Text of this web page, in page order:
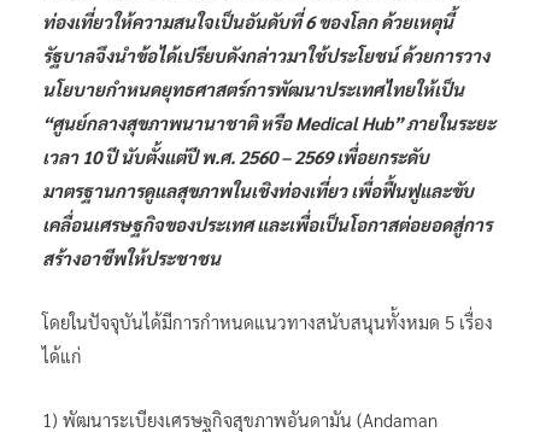
ท่องเที่ยวให้ความสนใจเป็นอันดับที่ 6 ของโลก ด้วยเหตุนี้
รัฐบาลจึงนำข้อได้เปรียบดังกล่าวมาใช้ประโยชน์ ด้วยการวาง
นโยบายกำหนดยุทธศาสตร์การพัฒนาประเทศไทยให้เป็น
“ศูนย์กลางสุขภาพนานาชาติ หรือ Medical Hub” ภายในระยะ
เวลา 10 ปี นับตั้งแต่ปี พ.ศ. 2560 – 2569 เพื่อยกระดับ
มาตรฐานการดูแลสุขภาพในเชิงท่องเที่ยว เพื่อฟื้นฟูและขับ
เคลื่อนเศรษฐกิจของประเทศ และเพื่อเป็นโอกาสต่อยอดสู่การ
สร้างอาชีพให้ประชาชน
โดยในปัจจุบันได้มีการกำหนดแนวทางสนับสนุนทั้งหมด 5 เรื่อง
ได้แก่
1) พัฒนาระเบียงเศรษฐกิจสุขภาพอันดามัน (Andaman